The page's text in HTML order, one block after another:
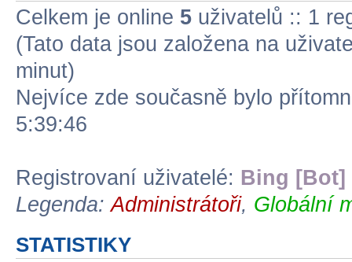
Celkem je online 5 uživatelů :: 1
(Tato data jsou založena na
minut)
Nejvíce zde současně bylo
5:39:46
Registrovaní uživatelé: Bing [Bot]
Legenda:Administrátoři, Globální
STATISTIKY